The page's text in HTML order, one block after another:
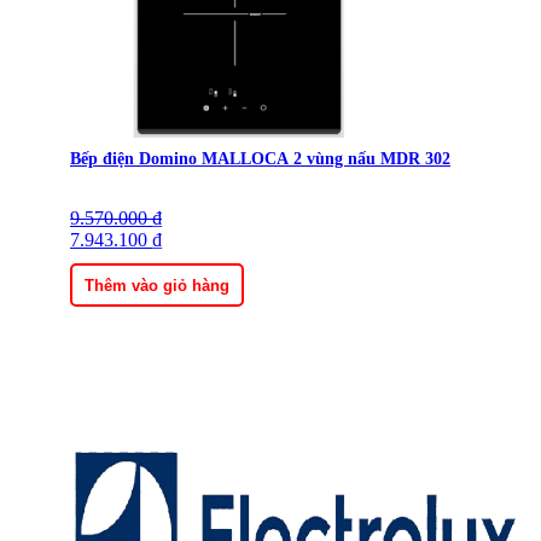
Bếp điện Domino MALLOCA 2 vùng nấu MDR 302
9.570.000₫
Giá
gốc
là:
9.570.000 ₫.
7.943.100 ₫
Giá
hiện
tại
là:
7.943.100 ₫.
Thêm vào giỏ hàng